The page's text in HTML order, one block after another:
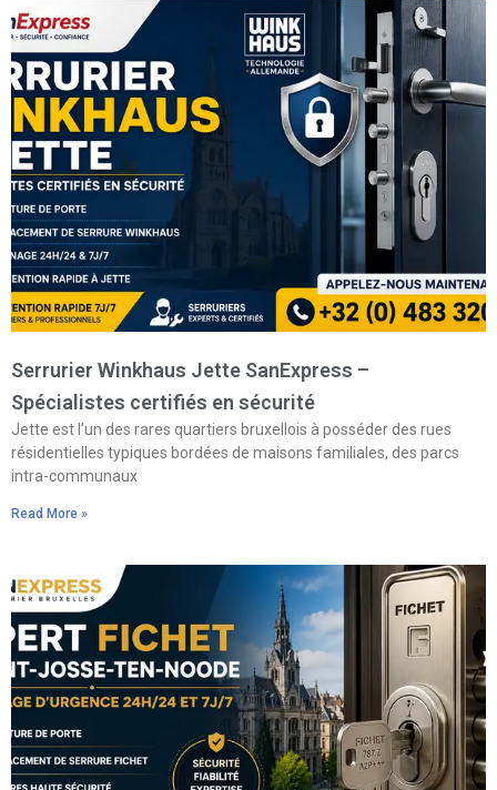
Serrurier Winkhaus Jette SanExpress –
Spécialistes certifiés en sécurité
Jette est l’un des rares quartiers bruxellois à posséder des rues
résidentielles typiques bordées de maisons familiales, des parcs
intra-communaux
Read More »